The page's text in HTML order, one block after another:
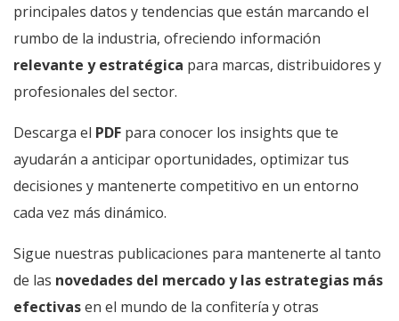
principales datos y tendencias que están marcando el
rumbo de la industria, ofreciendo información
relevante y estratégica para marcas, distribuidores y
profesionales del sector.
Descarga el PDF para conocer los insights que te
ayudarán a anticipar oportunidades, optimizar tus
decisiones y mantenerte competitivo en un entorno
cada vez más dinámico.
Sigue nuestras publicaciones para mantenerte al tanto
de las novedades del mercado y las estrategias más
efectivasen el mundo de la confitería y otras